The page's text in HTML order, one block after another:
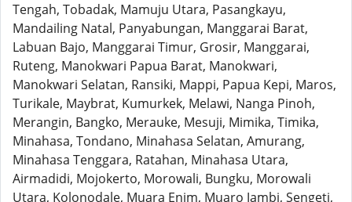
Tengah, Tobadak, Mamuju Utara, Pasangkayu,
Mandailing Natal, Panyabungan, Manggarai Barat,
Labuan Bajo, Manggarai Timur, Grosir, Manggarai,
Ruteng, Manokwari Papua Barat, Manokwari,
Manokwari Selatan, Ransiki, Mappi, Papua Kepi, Maros,
Turikale, Maybrat, Kumurkek, Melawi, Nanga Pinoh,
Merangin, Bangko, Merauke, Mesuji, Mimika, Timika,
Minahasa, Tondano, Minahasa Selatan, Amurang,
Minahasa Tenggara, Ratahan, Minahasa Utara,
Airmadidi, Mojokerto, Morowali, Bungku, Morowali
Utara, Kolonodale, Muara Enim, Muaro Jambi, Sengeti,